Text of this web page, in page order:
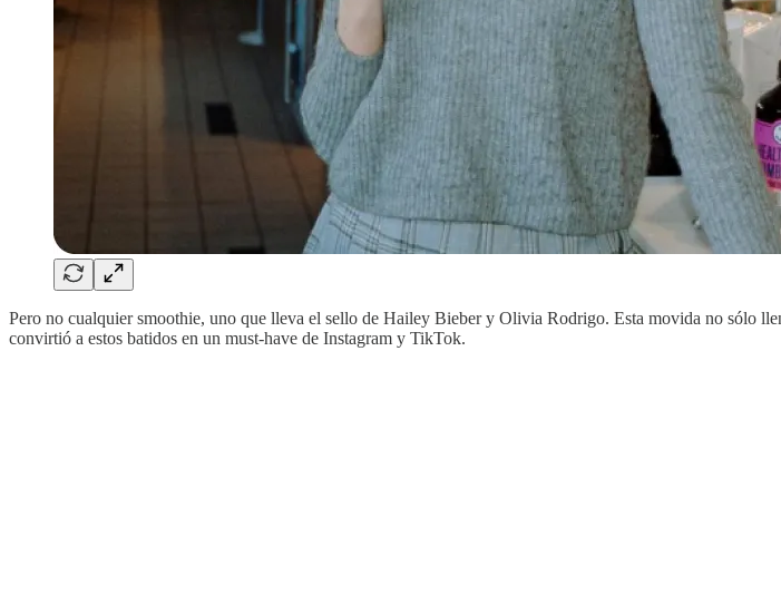
Pero no cualquier smoothie, uno que lleva el sello de Hailey Bieber y Olivia Rodrigo. Esta movida no sólo
convirtió a estos batidos en un must-have de Instagram y TikTok.